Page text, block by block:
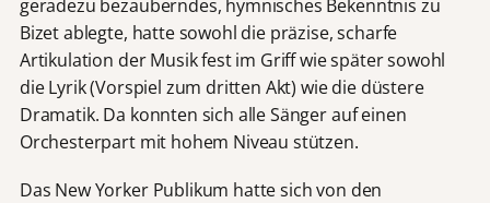
geradezu bezauberndes, hymnisches Bekenntnis zu
Bizet ablegte, hatte sowohl die präzise, scharfe
Artikulation der Musik fest im Griff wie später sowohl
die Lyrik (Vorspiel zum dritten Akt) wie die düstere
Dramatik. Da konnten sich alle Sänger auf einen
Orchesterpart mit hohem Niveau stützen.
Das New Yorker Publikum hatte sich von den